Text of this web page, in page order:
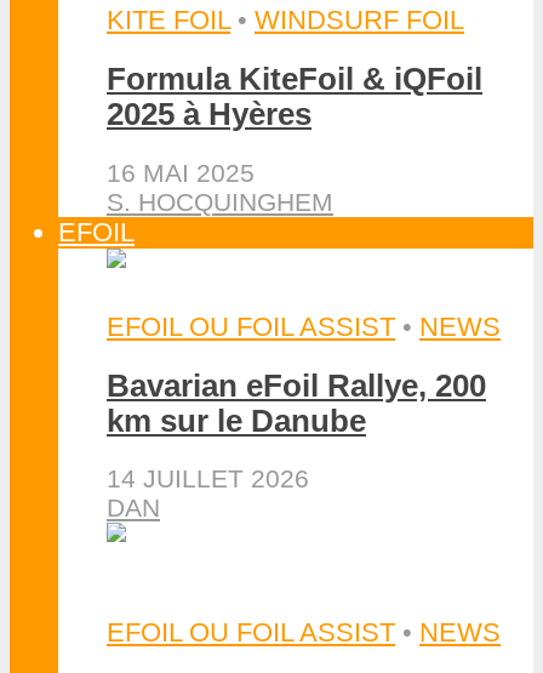
KITE FOIL • WINDSURF FOIL
Formula KiteFoil & iQFoil
2025 à Hyères
16 MAI 2025
S. HOCQUINGHEM
EFOIL
EFOIL OU FOIL ASSIST • NEWS
Bavarian eFoil Rallye, 200
km sur le Danube
14 JUILLET 2026
DAN
EFOIL OU FOIL ASSIST • NEWS